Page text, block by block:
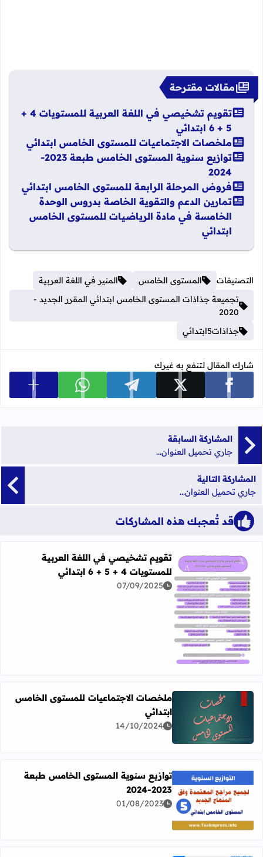
مقالات مقترحة
تقويم تشخيصي في اللغة العربية للمستويات 4 +
5 + 6 ابتدائي
ملخصات الاجتماعيات للمستوى الخامس ابتدائي
توازيع سنوية المستوى الخامس طبعة 2023-
2024
فروض المرحلة الرابعة للمستوى الخامس ابتدائي
تمارين الدعم والتقوية الخاصة بدروس الوحدة
الخامسة في مادة الرياضيات للمستوى الخامس
ابتدائي
التصنيفات المستوى الخامس
المنير في اللغة العربية
تجميعة جذاذات المستوى الخامس ابتدائي المقرر الجديد -
2020
جذاذات5ابتدائي
شارك المقال لتنفع به غيرك
شارك على facebook شارك على x شارك على telegram شارك على whatsapp عرض
المشاركة السابقة
جاري تحميل العنوان...
المشاركة التالية
جاري تحميل العنوان...
قد تُعجبك هذه المشاركات
اقرأ المزيد عن تقويم تشخيصي في اللغة العربية للمستويات 4 + 5 + 6 ابتدائي
تقويم تشخيصي في اللغة العربية
للمستويات 4 + 5 + 6 ابتدائي
07/09/2025
اقرأ المزيد عن ملخصات الاجتماعيات للمستوى الخامس
ملخصات الاجتماعيات للمستوى الخامس
ابتدائي
14/10/2024
اقرأ المزيد عن توازيع سنوية المستوى الخامس طبعة 2023-2024
توازيع سنوية المستوى الخامس طبعة
2023-2024
01/08/2023